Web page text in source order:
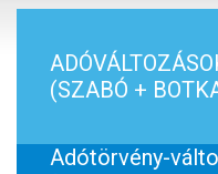
(SZABÓ +
Adótörvény-